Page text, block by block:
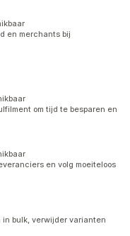
en merchants bij
om tijd te besparen en
en volg moeiteloos
bulk, verwijder varianten